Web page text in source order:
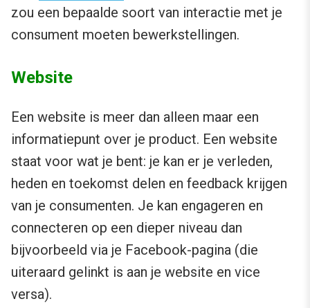
zou een bepaalde soort van interactie met je
consument moeten bewerkstellingen.
Website
Een website is meer dan alleen maar een
informatiepunt over je product. Een website
staat voor wat je bent: je kan er je verleden,
heden en toekomst delen en feedback krijgen
van je consumenten. Je kan engageren en
connecteren op een dieper niveau dan
bijvoorbeeld via je Facebook-pagina (die
uiteraard gelinkt is aan je website en vice
versa).